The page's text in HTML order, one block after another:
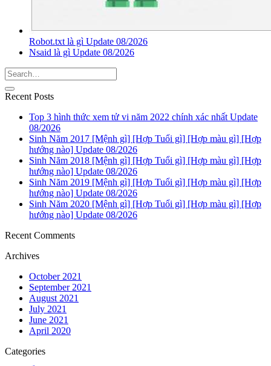
Robot.txt là gì Update 08/2026
Nsaid là gì Update 08/2026
Recent Posts
Top 3 hình thức xem tử vi năm 2022 chính xác nhất Update
08/2026
Sinh Năm 2017 [Mệnh gì] [Hợp Tuổi gì] [Hợp màu gì] [Hợp
hướng nào] Update 08/2026
Sinh Năm 2018 [Mệnh gì] [Hợp Tuổi gì] [Hợp màu gì] [Hợp
hướng nào] Update 08/2026
Sinh Năm 2019 [Mệnh gì] [Hợp Tuổi gì] [Hợp màu gì] [Hợp
hướng nào] Update 08/2026
Sinh Năm 2020 [Mệnh gì] [Hợp Tuổi gì] [Hợp màu gì] [Hợp
hướng nào] Update 08/2026
Recent Comments
Archives
October 2021
September 2021
August 2021
July 2021
June 2021
April 2020
Categories